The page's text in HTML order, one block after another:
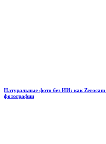
Натуральные фото без ИИ: как
фотографии